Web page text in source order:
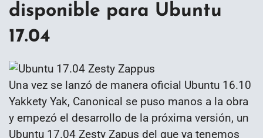
disponible para Ubuntu
17.04
Una vez se lanzó de manera oficial Ubuntu 16.10
Yakkety Yak, Canonical se puso manos a la obra
y empezó el desarrollo de la próxima versión, un
Ubuntu 17.04 Zesty Zapus del que ya tenemos